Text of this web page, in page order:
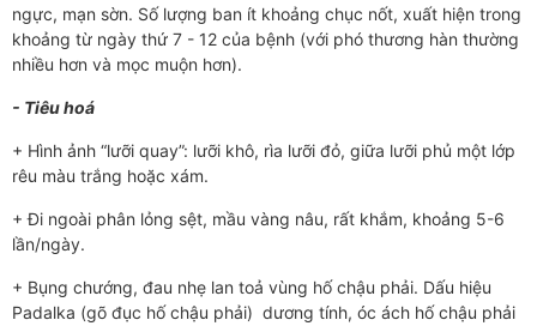
ngực, mạn s­­ờn. Số l­­ượng ban ít khoảng chục nốt, xuất hiện trong
khoảng từ ngày thứ 7 - 12 của bệnh (với phó thư­ơng hàn th­­ường
nhiều hơn và mọc muộn hơn).
- Tiêu hoá
+ Hình ảnh “lư­­ỡi quay”: l­­ưỡi khô, rìa lư­­ỡi đỏ, giữa lư­­­ỡi phủ một lớp
rêu màu trắng hoặc xám.
+ Đi ngoài phân lỏng sệt, mầu vàng nâu, rất khắm, khoảng 5-6
lần/ngày.
+ Bụng ch­­ướng, đau nhẹ lan toả vùng hố chậu phải. Dấu hiệu
Padalka (gõ đục hố chậu phải) d­­­ương tính, óc ách hố chậu phải